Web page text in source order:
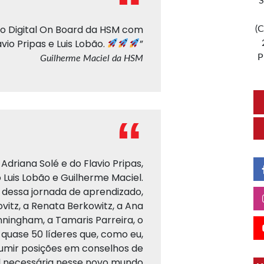
Digital On Board da HSM com
Pripas e Luis Lobão.
”
Guilherme Maciel da HSM
Solé e do Flavio Pripas,
Lobão e Guilherme Maciel.
jornada de aprendizado,
a Renata Berkowitz, a Ana
a Tamaris Parreira, o
50 líderes que, como eu,
posições em conselhos de